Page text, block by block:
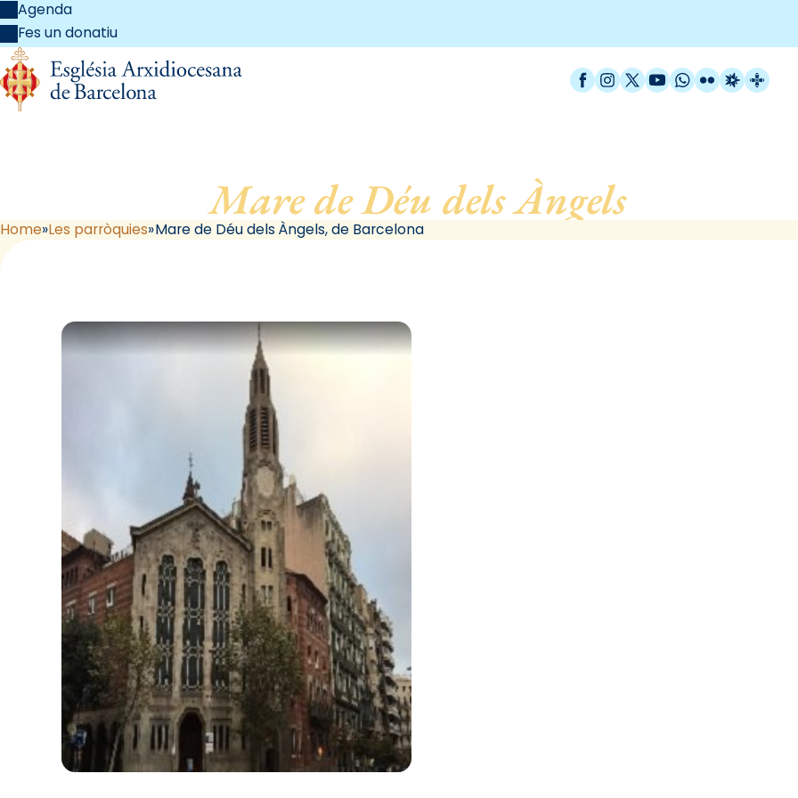
Agenda
Fes un donatiu
Facebook
Instagram
X / Twitter
YouTube
WhatsApp
FlickrRadio
Mare de Déu dels Àngels, de
Home Les parròquies Mare de Déu dels Àngels, de Barcelona